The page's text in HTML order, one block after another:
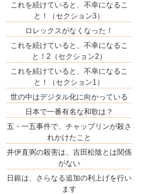
これを続けていると、不幸になるこ
と！（セクション3）
ロレックスがなくなった！
これを続けていると、不幸になるこ
と！2（セクション2）
これを続けていると、不幸になるこ
と！（セクション1）
世の中はデジタル化に向かっている
日本で一番有名な和歌は？
五・一五事件で、チャップリンが殺さ
れかけたこと
井伊直弼の殺害は、吉田松陰とは関係
がない
日銀は、さらなる追加の利上げを行い
ます